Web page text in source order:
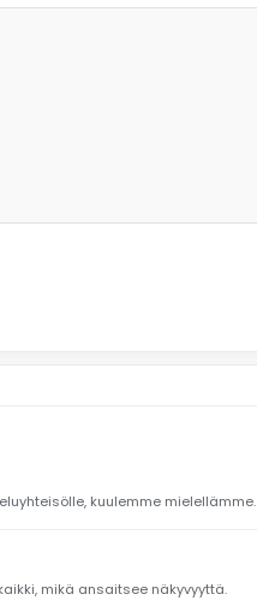
kuulemme mielellämme.
mikä ansaitsee näkyvyyttä.